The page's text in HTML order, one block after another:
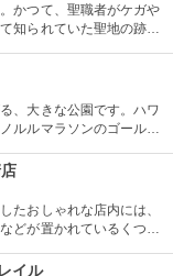
かつて、聖職者がケガや
知られていた聖地の跡地
。
、大きな公園です。ハワ
ルルマラソンのゴール地
せられました。
たおしゃれな店内には、
どが置かれているくつろ
ニューも充実。旅行の合
イル